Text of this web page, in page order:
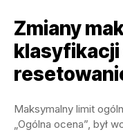
Zmiany
klasyfikacji
Maksymalny limit
„Ogólna ocena”, był